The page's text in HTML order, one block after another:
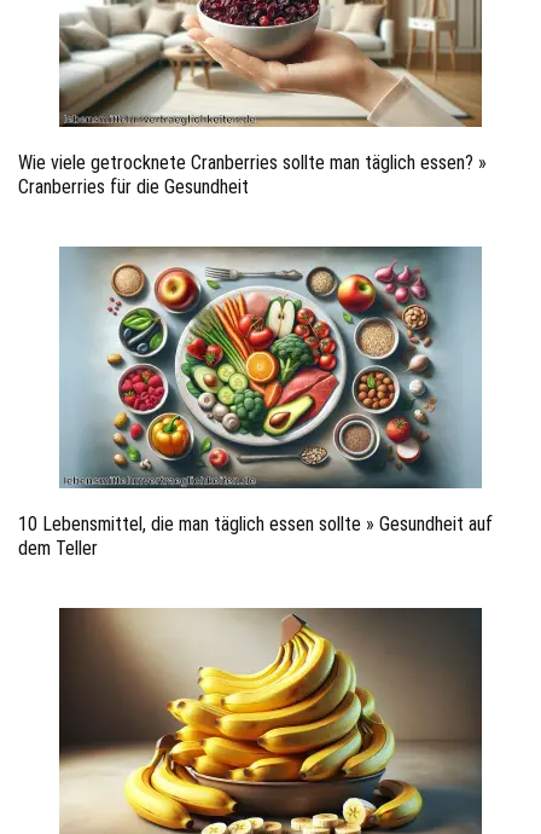
Wie viele getrocknete Cranberries sollte man täglich essen? »
Cranberries für die Gesundheit
10 Lebensmittel, die man täglich essen sollte » Gesundheit auf
dem Teller